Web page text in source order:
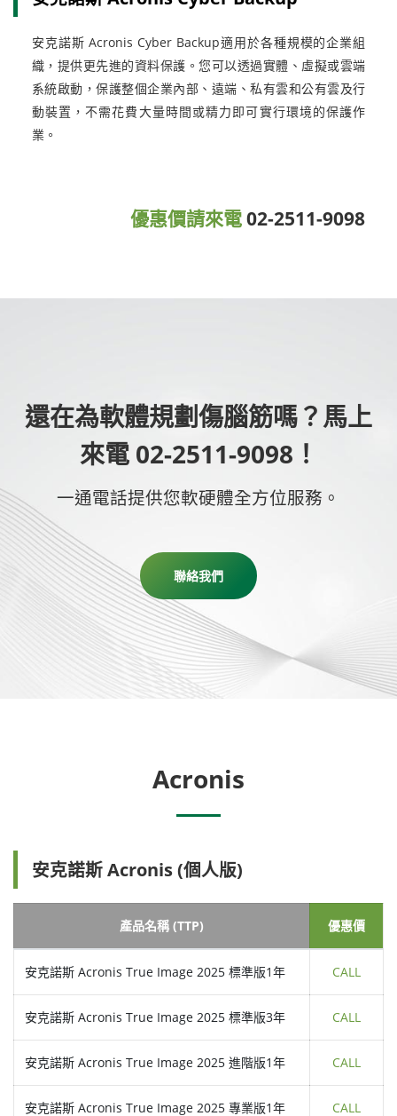
安克諾斯 Acronis Cyber Backup適用於各種規模的企業組
織，提供更先進的資料保護。您可以透過實體、虛擬或雲端
系統啟動，保護整個企業內部、遠端、私有雲和公有雲及行
動裝置，不需花費大量時間或精力即可實行環境的保護作
業。
優惠價請來電02-2511-9098
還在為軟體規劃傷腦筋嗎？馬上
來電 02-2511-9098！
一通電話提供您軟硬體全方位服務。
聯絡我們
Acronis
安克諾斯 Acronis (個人版)
產品名稱 (TTP) 優惠價
安克諾斯 Acronis True Image 2025 標準版1年 CALL
安克諾斯 Acronis True Image 2025 標準版3年 CALL
安克諾斯 Acronis True Image 2025 進階版1年 CALL
安克諾斯 Acronis True Image 2025 專業版1年 CALL